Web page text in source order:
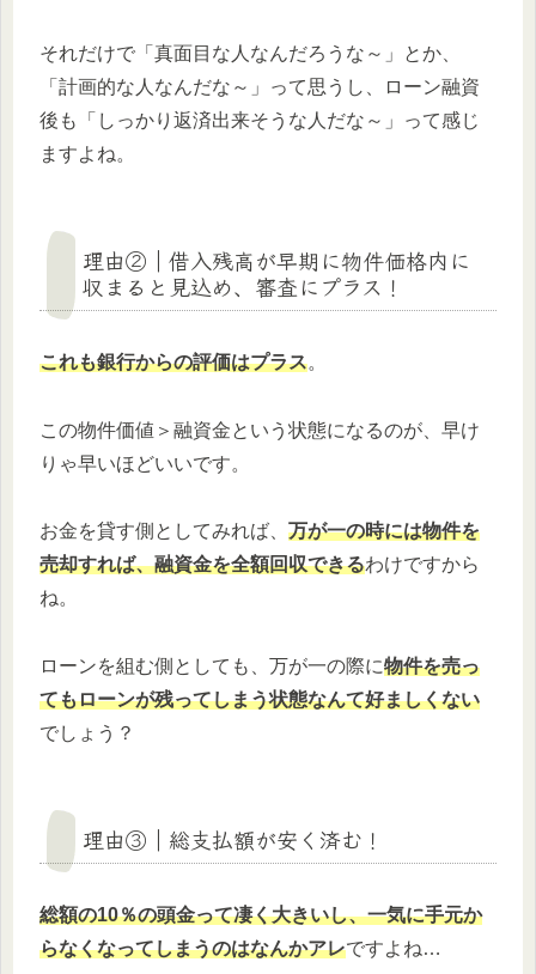
それだけで「真面目な人なんだろうな～」とか、
「計画的な人なんだな～」って思うし、ローン融資
後も「しっかり返済出来そうな人だな～」って感じ
ますよね。
理由②｜借入残高が早期に物件価格内に
収まると見込め、審査にプラス！
これも銀行からの評価はプラス。
この物件価値＞融資金という状態になるのが、早け
りゃ早いほどいいです。
お金を貸す側としてみれば、 万が一の時には物件を
売却すれば、融資金を全額回収できるわけですから
ね。
ローンを組む側としても、万が一の際に物件を売っ
てもローンが残ってしまう状態なんて好ましくない
でしょう？
理由③｜総支払額が安く済む！
総額の10％の頭金って凄く大きいし、一気に手元か
らなくなってしまうのはなんかアレですよね…